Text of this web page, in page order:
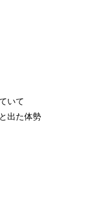
いて
出た体勢